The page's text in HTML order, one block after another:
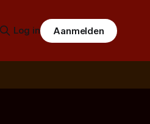
Log in Aanmelden